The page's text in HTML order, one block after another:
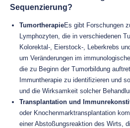
Sequenzierung?
TumortherapieEs gibt Forschungen
Lymphozyten, die in verschiedenen
Kolorektal-, Eierstock-, Leberkrebs
um Veränderungen im
die zu Beginn der Tumorbildung
Immuntherapie zu identifizieren und
und die Wirksamkeit solcher
Transplantation und
oder Knochenmarktransplantation
einer Abstoßungsreaktion des Wirts,